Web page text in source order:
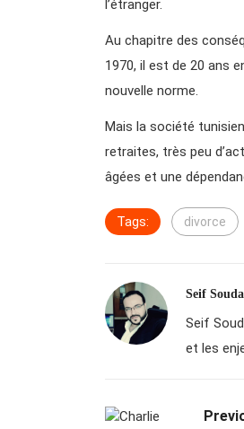
l’étranger.
Au chapitre des
1970, il est de 20 ans
nouvelle norme.
Mais la société
retraites, très peu
âgées et une
Tags: divorce
Seif
Seif
et les